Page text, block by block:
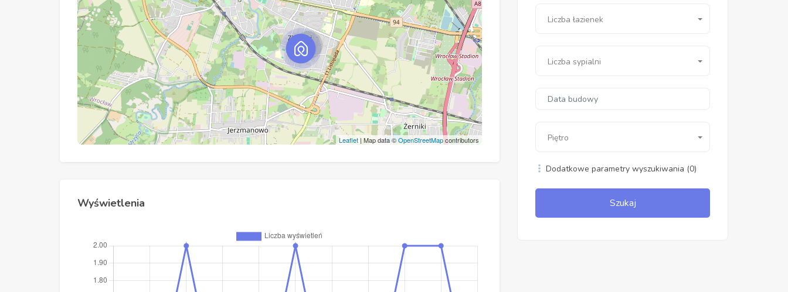
Leaflet| Map data ©OpenStreetMapcontributors
Wyświetlenia
Liczba łazienek
Liczba sypialni
Piętro
Dodatkowe parametry wyszukiwania (0)
Szukaj